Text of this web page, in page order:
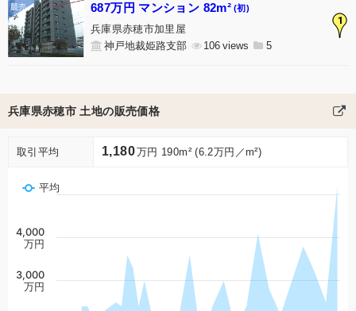
1
687万円 マンション 82m² (初)
兵庫県赤穂市加里屋
神戸地裁姫路支部
106 5
兵庫県赤穂市 土地の販売価格
取引平均 1,180万円 190m² (6.2万円／m²)
平均
3,000
万円
4,000
万円